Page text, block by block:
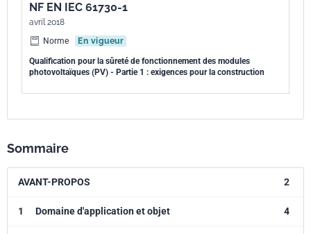
NF EN IEC 61730-1
avril 2018
Norme
En vigueur
Qualification pour la sûreté de fonctionnement des modules
photovoltaïques (PV) - Partie 1 : exigences pour la construction
Sommaire
AVANT-PROPOS 2
1 Domaine d'application et objet 4